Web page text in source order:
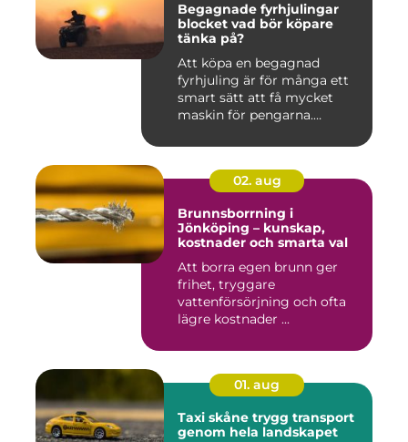
Begagnade fyrhjulingar
blocket vad bör köpare
tänka på?
Att köpa en begagnad
fyrhjuling är för många ett
smart sätt att få mycket
maskin för pengarna.
02. aug
Brunnsborrning i
Jönköping – kunskap,
kostnader och smarta val
Att borra egen brunn ger
frihet, tryggare
vattenförsörjning och ofta
lägre kostnader ...
01. aug
Taxi skåne trygg transport
genom hela landskapet